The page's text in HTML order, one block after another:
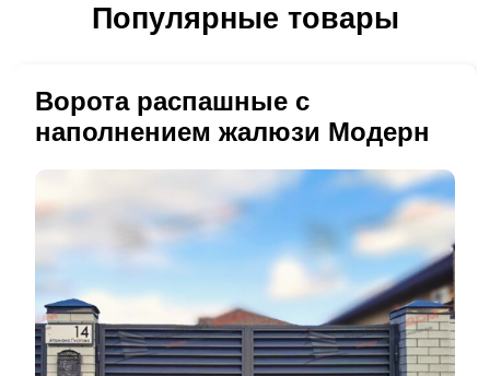
Популярные товары
Ворота распашные с
наполнением жалюзи Модерн